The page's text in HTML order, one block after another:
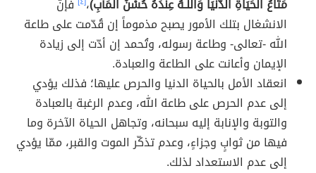
مَتَاعُ الْحَيَاةِ الدُّنْيَا وَاللَّـهُ عِندَهُ حُسْنُ الْمَآبِ)، فإنّ
الانشغال بتلك الأمور يصبح مذموماً إن قُدّمت على طاعة
الله -تعالى- وطاعة رسوله، وتُحمد إن أدّت إلى زيادة
الإيمان وأعانت على الطاعة والعبادة.
انعقاد الأمل بالحياة الدنيا والحرص عليها؛ فذلك يؤدي
إلى عدم الحرص على طاعة الله، وعدم الرغبة بالعبادة
والتوبة والإنابة إليه سبحانه، وتجاهل الحياة الآخرة وما
فيها من ثوابٍ وجزاءٍ، وعدم تذكّر الموت والقبر، ممّا يؤدي
إلى عدم الاستعداد لذلك.